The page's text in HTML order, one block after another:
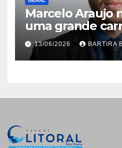
Marcelo Araujo
uma grande
simplesmente
que o que
suficiente
13/06/2026 BARTIRA